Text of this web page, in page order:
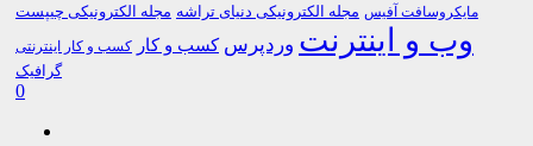
مایکروسافت آفیس مجله الکترونیکی دنیای تراشه مجله الکترونیکی چیپست
وب و اینترنت وردپرس کسب و کار کسب و کار اینترنتی
گرافیک
0